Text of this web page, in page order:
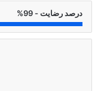
درصد رضایت - 99%